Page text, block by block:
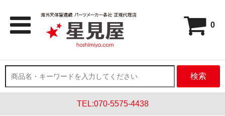
0
検索
TEL:070-5575-4438